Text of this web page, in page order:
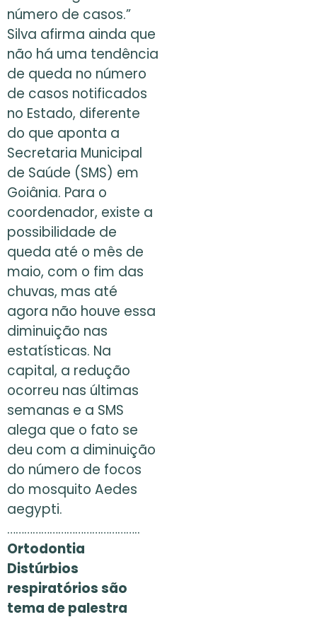
número de casos.”
Silva afirma ainda que
não há uma tendência
de queda no número
de casos notificados
no Estado, diferente
do que aponta a
Secretaria Municipal
de Saúde (SMS) em
Goiânia. Para o
coordenador, existe a
possibilidade de
queda até o mês de
maio, com o fim das
chuvas, mas até
agora não houve essa
diminuição nas
estatísticas. Na
capital, a redução
ocorreu nas últimas
semanas e a SMS
alega que o fato se
deu com a diminuição
do número de focos
do mosquito Aedes
aegypti.
………………………………………..
Ortodontia
Distúrbios
respiratórios são
tema de palestra